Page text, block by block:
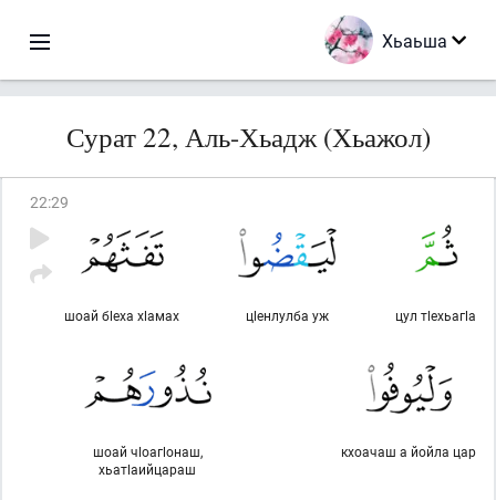
Хьаьша
Сурат 22, Аль-Хьадж (Хьажол)
22:29
цул тlехьагlа
цlенлулба уж
шоай бlеха хlамах
кхоачаш а йойла цар
шоай чlоагlонаш,
хьатlаийцараш